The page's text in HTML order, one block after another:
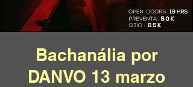
Bachanália por
DANVO 13 marzo